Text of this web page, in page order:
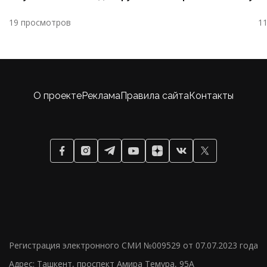
19 просмотров
Регистрация электронного СМИ №009529 от 07.07.2023 года
Адрес: Ташкент, проспект Амира Темура, 95А
О проектеРекламаПравила сайтаКонтакты